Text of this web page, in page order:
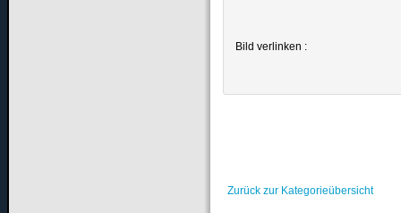
Bild verlinken :
Zurück zur Kategorieübersicht